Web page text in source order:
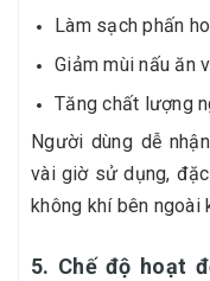
Làm sạch phấn
Giảm mùi nấu ăn
Tăng chất lượng
Người dùng dễ
vài giờ sử dụng,
không khí bên ngoài
5. Chế độ hoạt